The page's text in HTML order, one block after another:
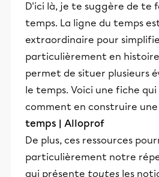
D'ici là, je te suggère de te
temps. La ligne du temps
extraordinaire pour
particulièrement en histoire,
permet de situer plusieurs
le temps. Voici une fiche
comment en construire une
temps | Alloprof
De plus, ces ressources
particulièrement notre
qui présente toutes les